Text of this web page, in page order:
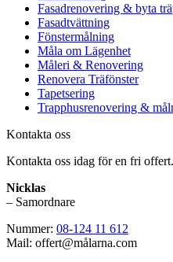
Fasadrenovering & byta
Fasadtvättning
Fönstermålning
Måla om Lägenhet
Måleri & Renovering
Renovera Träfönster
Tapetsering
Trapphusrenovering &
Kontakta oss
Kontakta oss idag för en fri offert.
Nicklas
– Samordnare
Nummer: 08-124 11 612
Mail: offert@målarna.com